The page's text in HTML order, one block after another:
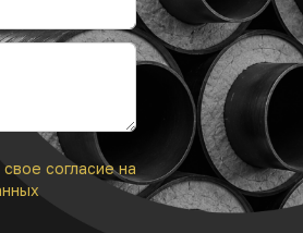
свое согласие на